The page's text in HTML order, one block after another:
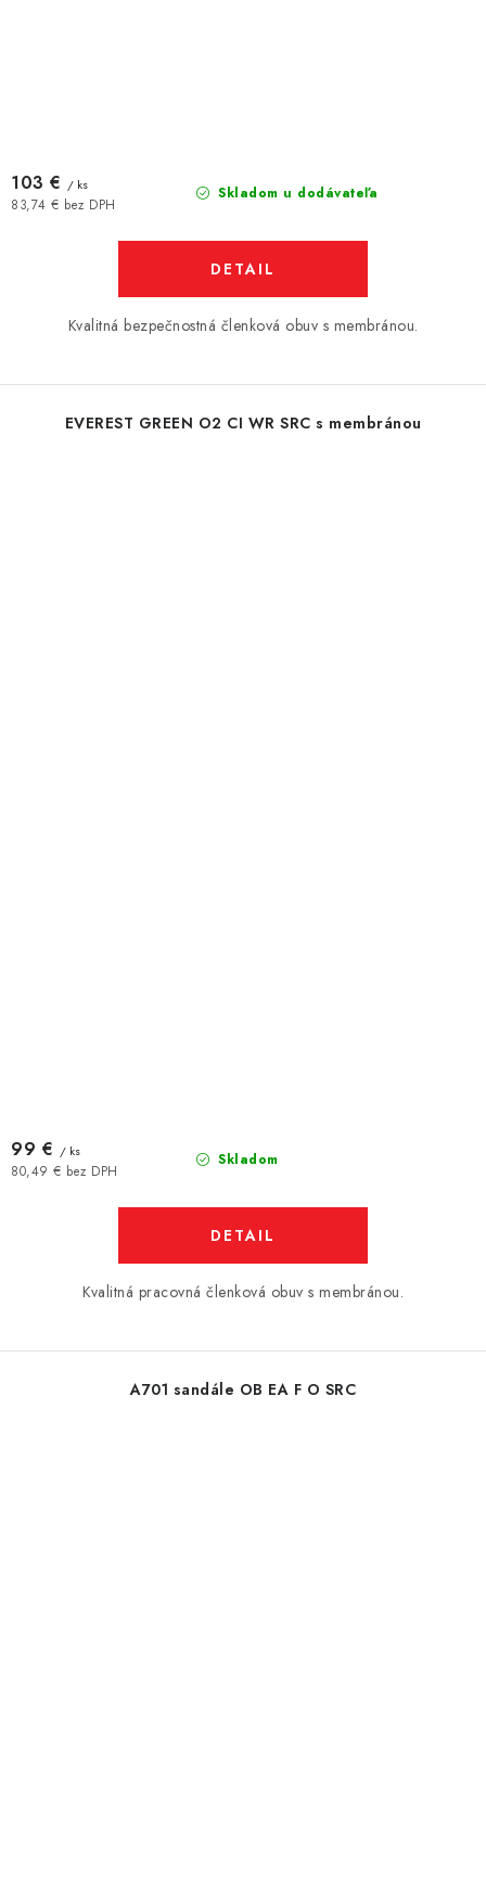
Skladom u dodávateľa
83,74 € bez DPH
103 € / ks
DETAIL
Kvalitná bezpečnostná členková obuv s membránou.
EVEREST GREEN O2 CI WR SRC s membránou
Skladom
80,49 € bez DPH
99 € / ks
DETAIL
Kvalitná pracovná členková obuv s membránou.
A701 sandále OB EA F O SRC